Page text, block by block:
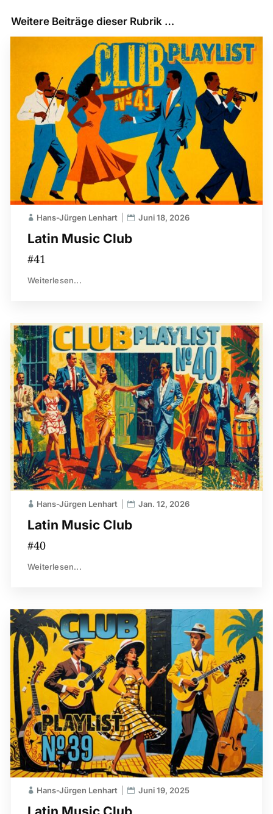
Weitere Beiträge dieser Rubrik …
Latin Music Club
Hans-Jürgen Lenhart Juni 18, 2026
#41
Weiterlesen...
Latin Music Club
Hans-Jürgen Lenhart Jan. 12, 2026
#40
Weiterlesen...
Hans-Jürgen Lenhart Juni 19, 2025